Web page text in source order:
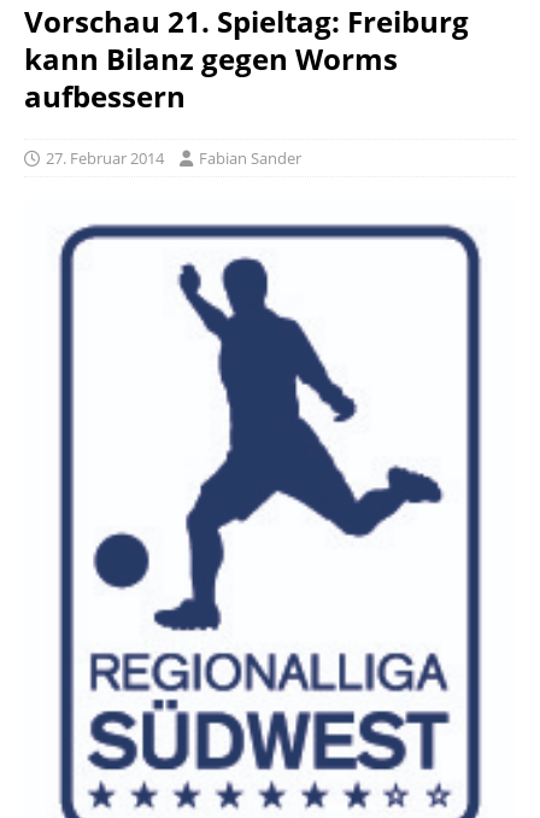
Vorschau 21. Spieltag: Freiburg
kann Bilanz gegen Worms
aufbessern
27. Februar 2014 Fabian Sander